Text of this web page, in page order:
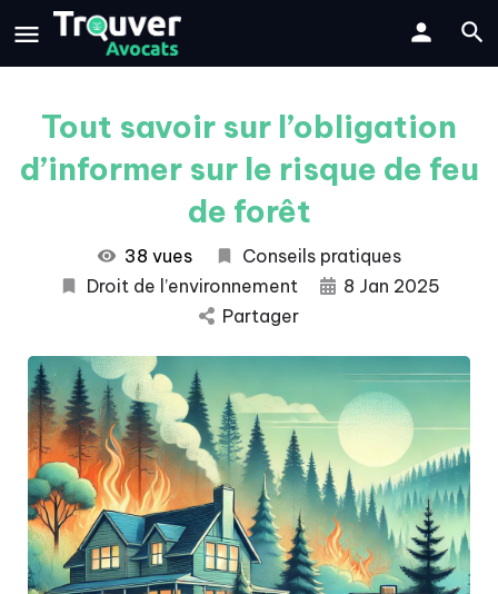
Tout savoir sur l’obligation
d’informer sur le risque de feu
de forêt
38 vues
Conseils pratiques
Droit de l’environnement
8 Jan 2025
Partager